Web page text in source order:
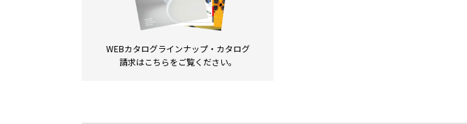
WEBカタログラインナップ・ カタログ
請求はこちらをご覧ください。